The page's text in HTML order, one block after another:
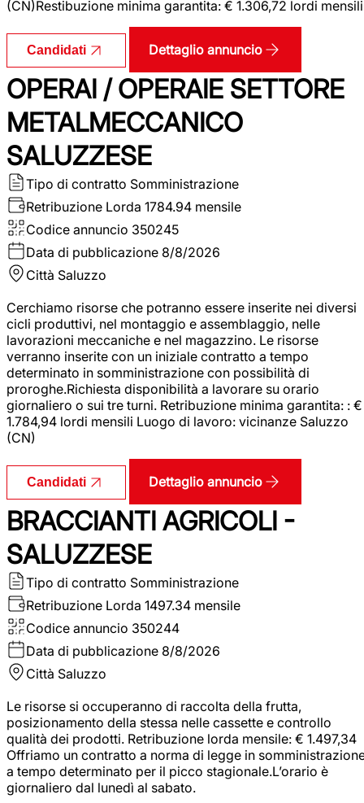
(CN)Restibuzione minima garantita: € 1.306,72 lordi mensili
Candidati Dettaglio annuncio
OPERAI / OPERAIE SETTORE
METALMECCANICO
SALUZZESE
Tipo di contratto Somministrazione
Retribuzione Lorda 1784.94 mensile
Codice annuncio 350245
Data di pubblicazione 8/8/2026
Città Saluzzo
Cerchiamo risorse che potranno essere inserite nei diversi
cicli produttivi, nel montaggio e assemblaggio, nelle
lavorazioni meccaniche e nel magazzino. Le risorse
verranno inserite con un iniziale contratto a tempo
determinato in somministrazione con possibilità di
proroghe.Richiesta disponibilità a lavorare su orario
giornaliero o sui tre turni. Retribuzione minima garantita: : €
1.784,94 lordi mensili Luogo di lavoro: vicinanze Saluzzo
(CN)
Candidati Dettaglio annuncio
BRACCIANTI AGRICOLI -
SALUZZESE
Tipo di contratto Somministrazione
Retribuzione Lorda 1497.34 mensile
Codice annuncio 350244
Data di pubblicazione 8/8/2026
Città Saluzzo
Le risorse si occuperanno di raccolta della frutta,
posizionamento della stessa nelle cassette e controllo
qualità dei prodotti. Retribuzione lorda mensile: € 1.497,34
Offriamo un contratto a norma di legge in
a tempo determinato per il picco stagionale.L’orario è
giornaliero dal lunedì al sabato.